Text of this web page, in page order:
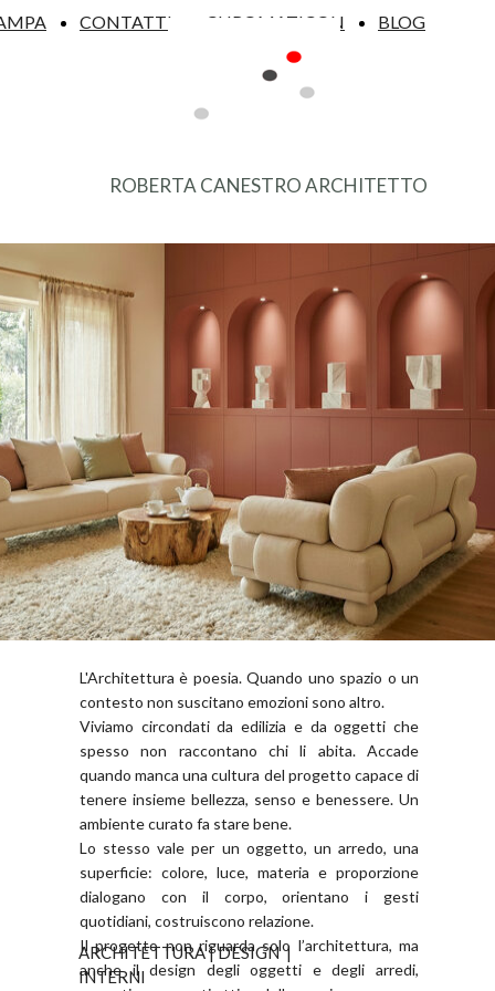
CONTATTI CHROMATICON BLOG
ARCHITETTURA | DESIGN |
INTERNI
ROBERTA CANESTRO ARCHITETTO
L'Architettura è poesia. Quando uno spazio o un
contesto non suscitano emozioni sono altro.
Viviamo circondati da edilizia e da oggetti che
spesso non raccontano chi li abita. Accade
quando manca una cultura del progetto capace di
tenere insieme bellezza, senso e benessere. Un
ambiente curato fa stare bene.
Lo stesso vale per un oggetto, un arredo, una
superficie: colore, luce, materia e proporzione
dialogano con il corpo, orientano i gesti
quotidiani, costruiscono relazione.
Il progetto non riguarda solo l’architettura, ma
anche il design degli oggetti e degli arredi,